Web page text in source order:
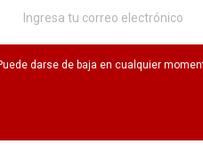
darse de baja en cualquier